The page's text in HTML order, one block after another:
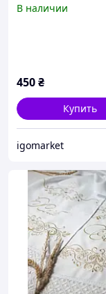
гладь
В наличии
450₴
Купить
igomarket